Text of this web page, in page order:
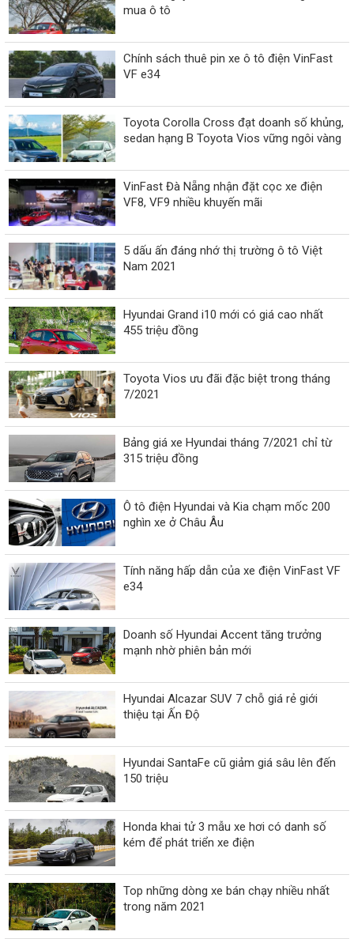
mua ô tô
Chính sách thuê pin xe ô tô điện VinFast
VF e34
Toyota Corolla Cross đạt doanh số khủng,
sedan hạng B Toyota Vios vững ngôi vàng
VinFast Đà Nẵng nhận đặt cọc xe điện
VF8, VF9 nhiều khuyến mãi
5 dấu ấn đáng nhớ thị trường ô tô Việt
Nam 2021
Hyundai Grand i10 mới có giá cao nhất
455 triệu đồng
Toyota Vios ưu đãi đặc biệt trong tháng
7/2021
Bảng giá xe Hyundai tháng 7/2021 chỉ từ
315 triệu đồng
Ô tô điện Hyundai và Kia chạm mốc 200
nghìn xe ở Châu Âu
Tính năng hấp dẫn của xe điện VinFast VF
e34
Doanh số Hyundai Accent tăng trưởng
mạnh nhờ phiên bản mới
Hyundai Alcazar SUV 7 chỗ giá rẻ giới
thiệu tại Ấn Độ
Hyundai SantaFe cũ giảm giá sâu lên đến
150 triệu
Honda khai tử 3 mẫu xe hơi có danh số
kém để phát triển xe điện
Top những dòng xe bán chạy nhiều nhất
trong năm 2021